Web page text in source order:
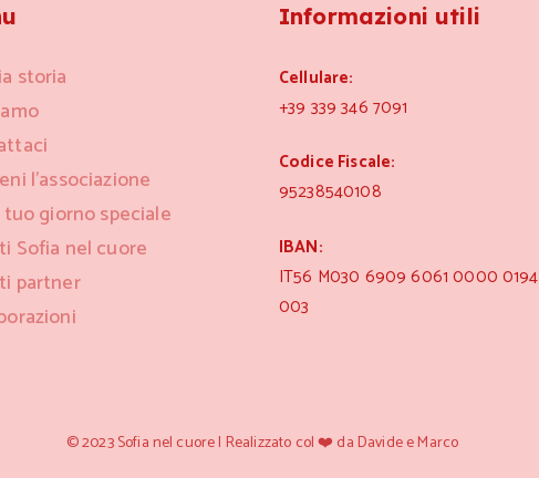
storia
l’associazione
tuo giorno speciale
Sofia nel cuore
partner
Informazioni utili
Cellulare:
+39 339 346 7091
Codice Fiscale:
95238540108
IBAN:
IT56 M030 6909 6061 0000 0194
003
© 2023 Sofia nel cuore | Realizzato col ❤️ da Davide e Marco